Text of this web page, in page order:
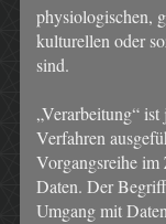
physiologischen,
kulturellen oder
sind.
„Verarbeitung“
Verfahren
Vorgangsreihe im
Daten. Der
Umgang mit